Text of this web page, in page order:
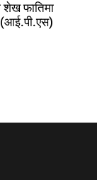
शेख फातिमा
(आई.पी.एस)